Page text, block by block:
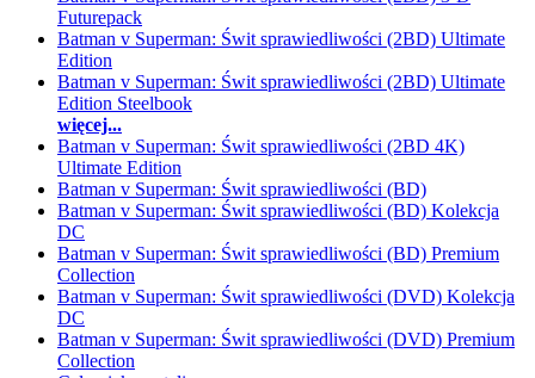
Futurepack
Batman v Superman: Świt sprawiedliwości (2BD) Ultimate
Edition
Batman v Superman: Świt sprawiedliwości (2BD) Ultimate
Edition Steelbook
więcej...
Batman v Superman: Świt sprawiedliwości (2BD 4K)
Ultimate Edition
Batman v Superman: Świt sprawiedliwości (BD)
Batman v Superman: Świt sprawiedliwości (BD) Kolekcja
DC
Batman v Superman: Świt sprawiedliwości (BD) Premium
Collection
Batman v Superman: Świt sprawiedliwości (DVD) Kolekcja
DC
Batman v Superman: Świt sprawiedliwości (DVD) Premium
Collection